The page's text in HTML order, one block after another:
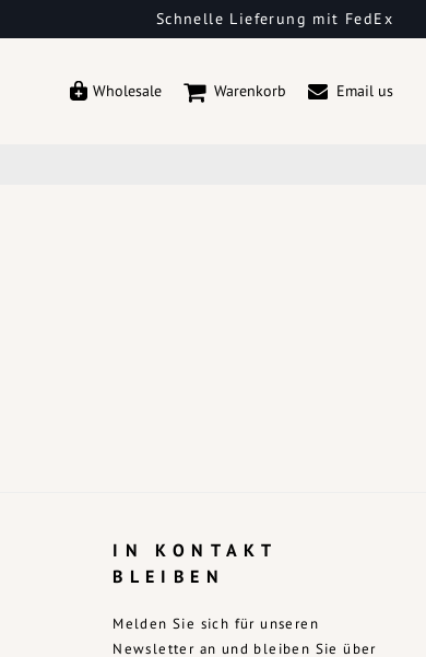
Schnelle Lieferung mit FedEx
Wholesale Warenkorb Email us
IN KONTAKT
BLEIBEN
Melden Sie sich für unseren
Newsletter an und bleiben Sie über